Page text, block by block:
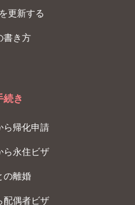
更新する
書き方
続き
ら帰化申請
ら永住ビザ
の離婚
配偶者ビザ